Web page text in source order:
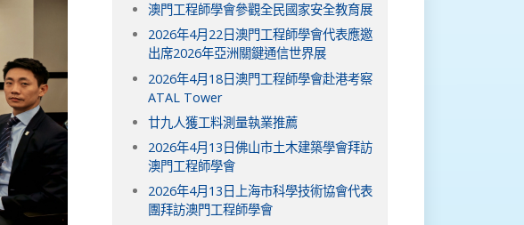
澳門工程師學會參觀全民國家安全教育展
2026年4月22日澳門工程師學會代表應邀
出席2026年亞洲關鍵通信世界展
2026年4月18日澳門工程師學會赴港考察
ATAL Tower
廿九人獲工料測量執業推薦
2026年4月13日佛山市土木建築學會拜訪
澳門工程師學會
2026年4月13日上海市科學技術協會代表
團拜訪澳門工程師學會